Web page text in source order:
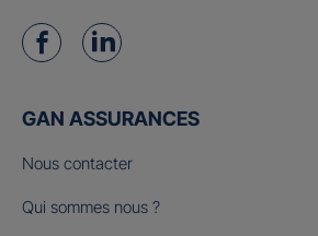
GAN ASSURANCES
Nous contacter
Qui sommes nous ?